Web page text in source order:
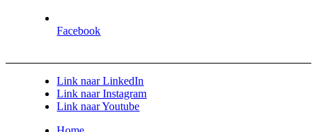
Facebook
Link naar LinkedIn
Link naar Instagram
Link naar Youtube